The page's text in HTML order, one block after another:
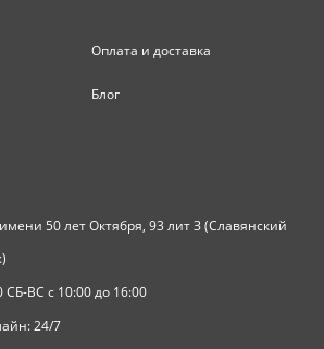
Оплата и доставка
Блог
50 лет Октября, 93 лит З (Славянский
ВС с 10:00 до 16:00
24/7